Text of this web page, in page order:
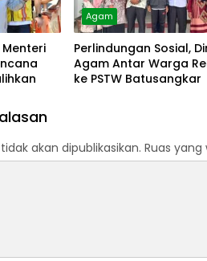
Agam
Perlindungan Sosial,
Agam Antar Warga
ke PSTW Batusangkar
akan dipublikasikan. Ruas